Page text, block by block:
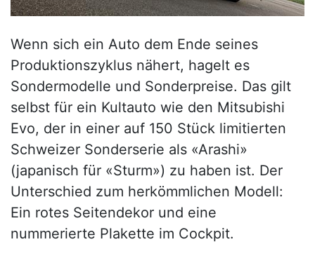
Wenn sich ein Auto dem Ende seines
Produktionszyklus nähert, hagelt es
Sondermodelle und Sonderpreise. Das gilt
selbst für ein Kultauto wie den Mitsubishi
Evo, der in einer auf 150 Stück limitierten
Schweizer Sonderserie als «Arashi»
(japanisch für «Sturm») zu haben ist. Der
Unterschied zum herkömmlichen Modell:
Ein rotes Seitendekor und eine
nummerierte Plakette im Cockpit.